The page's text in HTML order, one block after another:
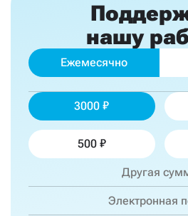
нашу
Ежемесячно
3000
500